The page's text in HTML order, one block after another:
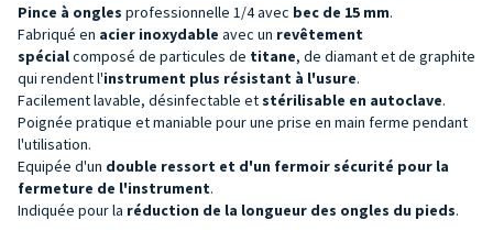
Pince à ongles professionnelle 1/4 avec bec de 15 mm.
Fabriqué en acier inoxydable avec un revêtement
spécialcomposé de particules de titane, de diamant et de graphite
qui rendent l'instrument plus résistant à l'usure.
Facilement lavable, désinfectable etstérilisable en autoclave.
Poignée pratique et maniable pour une prise en main ferme pendant
l'utilisation.
Equipée d'un double ressort et d'un fermoir sécurité pour la
fermeture de l'instrument.
Indiquée pour la réduction de la longueur des ongles du pieds.